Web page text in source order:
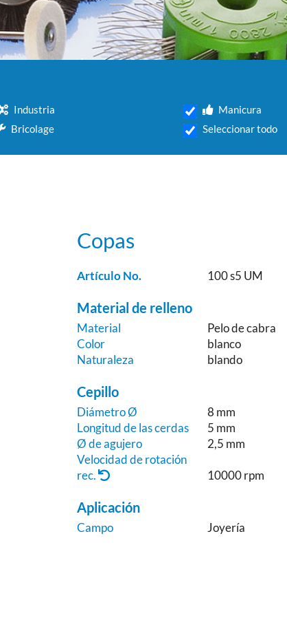
Industria
Bricolage
Manicura
Seleccionar todo
Copas
Artículo No. 100 s5 UM
Material de relleno
Material
Pelo de cabra
Color
blanco
Naturaleza
blando
Cepillo
Diámetro Ø
8 mm
Longitud de las cerdas
5 mm
Ø de agujero
2,5 mm
Velocidad de rotación
rec.
10000 rpm
Aplicación
Campo Joyería